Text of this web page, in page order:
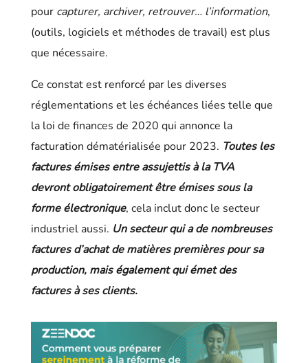
pour capturer, archiver, retrouver… l’information,
(outils, logiciels et méthodes de travail) est plus
que nécessaire.
Ce constat est renforcé par les diverses
réglementations et les échéances liées telle que
la loi de finances de 2020 qui annonce la
facturation dématérialisée pour 2023. Toutes les
factures émises entre assujettis à la TVA
devront obligatoirement être émises sous la
forme électronique, cela inclut donc le secteur
industriel aussi. Un secteur qui a de nombreuses
factures d’achat de matières premières pour sa
production, mais également qui émet des
factures à ses clients.